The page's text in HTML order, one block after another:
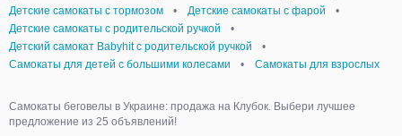
Детские самокаты с тормозом
• Детские самокаты с фарой
•
Детские самокаты с родительской ручкой
•
Детский самокат Babyhit с родительской ручкой
•
Самокаты для детей с большими колесами
• Самокаты для взрослых
Самокаты беговелы в Украине: продажа на Клубок. Выбери лучшее
предложение из 25 объявлений!